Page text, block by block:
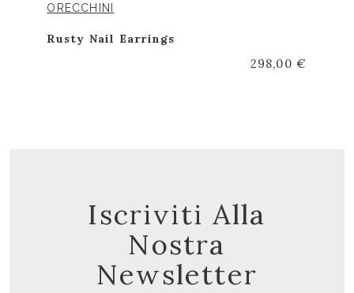
ORECCHINI
Rusty Nail Earrings
298,00 €
Iscriviti Alla
Nostra
Newsletter